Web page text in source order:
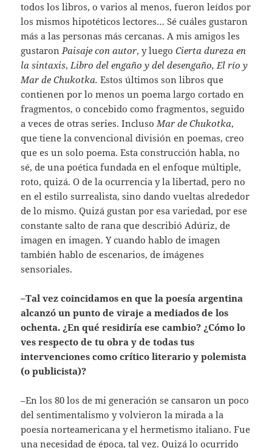
todos los libros, o varios al menos, fueron leídos por
los mismos hipotéticos lectores… Sé cuáles gustaron
más a las personas más cercanas. A mis amigos les
gustaronPaisaje con autor, y luegoCierta dureza en
la sintaxis,Libro del engaño y del desengaño, El río y
Mar de Chukotka. Estos últimos son libros que
contienen por lo menos un poema largo cortado en
fragmentos, o concebido como fragmentos, seguido
a veces de otras series. InclusoMar de Chukotka,
que tiene la convencional división en poemas, creo
que es un solo poema. Esta construcción habla, no
sé, de una poética fundada en el enfoque múltiple,
roto, quizá. O de la ocurrencia y la libertad, pero no
en el estilo surrealista, sino dando vueltas alrededor
de lo mismo. Quizá gustan por esa variedad, por ese
constante salto de rana que describió Adúriz, de
imagen en imagen. Y cuando hablo de imagen
también hablo de escenarios, de imágenes
sensoriales.
–Tal vez coincidamos en que la poesía argentina
alcanzó un punto de viraje a mediados de los
ochenta. ¿En qué residiría ese cambio? ¿Cómo lo
ves respecto de tu obra y de todas tus
intervenciones como crítico literario y polemista
(o publicista)?
–En los 80 los de mi generación se cansaron un poco
del sentimentalismo y volvieron la mirada a la
poesía norteamericana y el hermetismo italiano. Fue
una necesidad de época, tal vez. Quizá lo ocurrido